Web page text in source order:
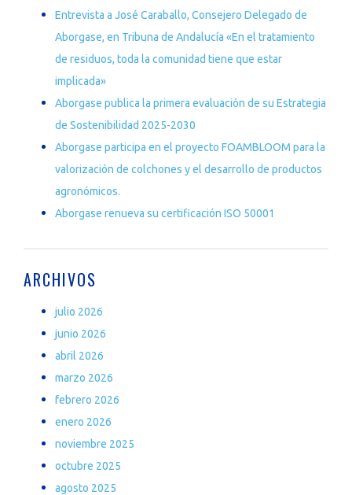
Entrevista a José Caraballo, Consejero Delegado de
Aborgase, en Tribuna de Andalucía «En el tratamiento
de residuos, toda la comunidad tiene que estar
implicada»
Aborgase publica la primera evaluación de su Estrategia
de Sostenibilidad 2025-2030
Aborgase participa en el proyecto FOAMBLOOM para la
valorización de colchones y el desarrollo de productos
agronómicos.
Aborgase renueva su certificación ISO 50001
ARCHIVOS
julio 2026
junio 2026
abril 2026
marzo 2026
febrero 2026
enero 2026
noviembre 2025
octubre 2025
agosto 2025